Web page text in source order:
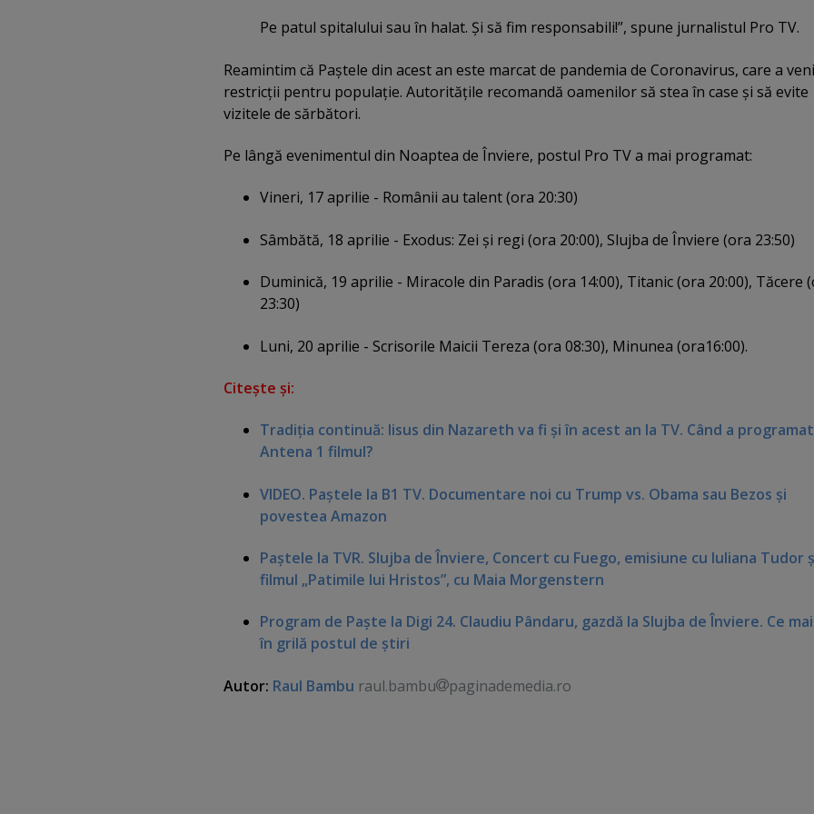
Pe patul spitalului sau în halat. Şi să fim responsabili!”, spune jurnalistul Pro TV.
Reamintim că Paştele din acest an este marcat de pandemia de Coronavirus, care a
restricţii pentru populaţie. Autorităţile recomandă oamenilor să stea în case şi să evite
vizitele de sărbători.
Pe lângă evenimentul din Noaptea de Înviere, postul Pro TV a mai programat:
Vineri, 17 aprilie - Românii au talent (ora 20:30)
Sâmbătă, 18 aprilie - Exodus: Zei şi regi (ora 20:00), Slujba de Înviere (ora 23:50)
Duminică, 19 aprilie - Miracole din Paradis (ora 14:00), Titanic (ora 20:00), Tăcere
23:30)
Luni, 20 aprilie - Scrisorile Maicii Tereza (ora 08:30), Minunea (ora16:00).
Citeşte şi:
Tradiţia continuă: Iisus din Nazareth va fi şi în acest an la TV. Când a programat
Antena 1 filmul?
VIDEO. Paştele la B1 TV. Documentare noi cu Trump vs. Obama sau Bezos şi
povestea Amazon
Paştele la TVR. Slujba de Înviere, Concert cu Fuego, emisiune cu Iuliana Tudor
filmul „Patimile lui Hristos”, cu Maia Morgenstern
Program de Paşte la Digi 24. Claudiu Pândaru, gazdă la Slujba de Înviere. Ce
în grilă postul de ştiri
Autor: Raul Bambu raul.bambu paginademedia.ro